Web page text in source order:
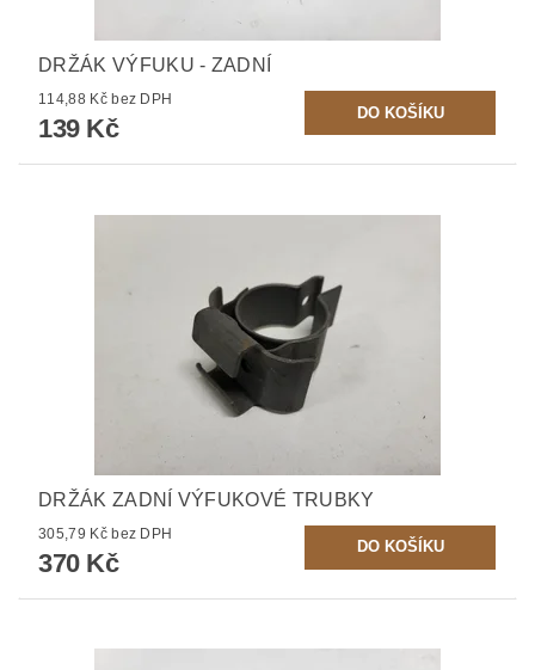
DRŽÁK VÝFUKU - ZADNÍ
114,88 Kč bez DPH
139 Kč
DRŽÁK ZADNÍ VÝFUKOVÉ TRUBKY
305,79 Kč bez DPH
370 Kč